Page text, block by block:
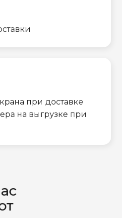
при доставке
на выгрузке при